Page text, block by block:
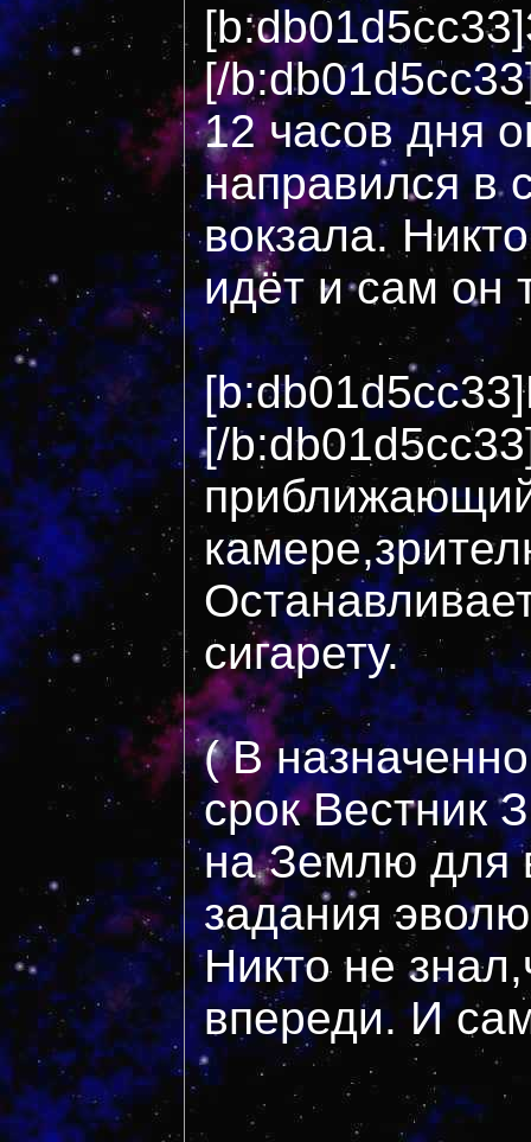
[/
12 часов дня
направился в
вокзала.
идёт и сам он
[/
сигарету.
( В
срок Вестник
на Землю для
задания
Никто не
впереди. И